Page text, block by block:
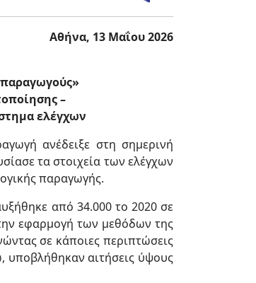
Αθήνα, 13 Μαΐου 2026
–
ελέγχων
ανέδειξε στη σημερινή
τα στοιχεία των ελέγχων
παραγωγής.
από 34.000 το 2020 σε
εφαρμογή των μεθόδων της
σε κάποιες περιπτώσεις
υποβλήθηκαν αιτήσεις ύψους